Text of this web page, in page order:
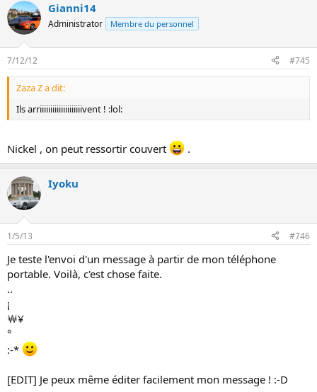
Gianni14
Administrator Membre du personnel
7/12/12 #745
Zaza Z a dit:
Ils arriiiiiiiiiiiiiiiiiiiivent ! :lol:
Nickel , on peut ressortir couvert .
Iyoku
1/5/13 #746
Je teste l'envoi d'un message à partir de mon téléphone
portable. Voilà, c'est chose faite.
..
¡
￦¥
°
:-*
[EDIT] Je peux même éditer facilement mon message ! :-D